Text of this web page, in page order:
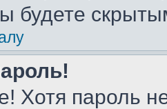
будете
Хотя пароль